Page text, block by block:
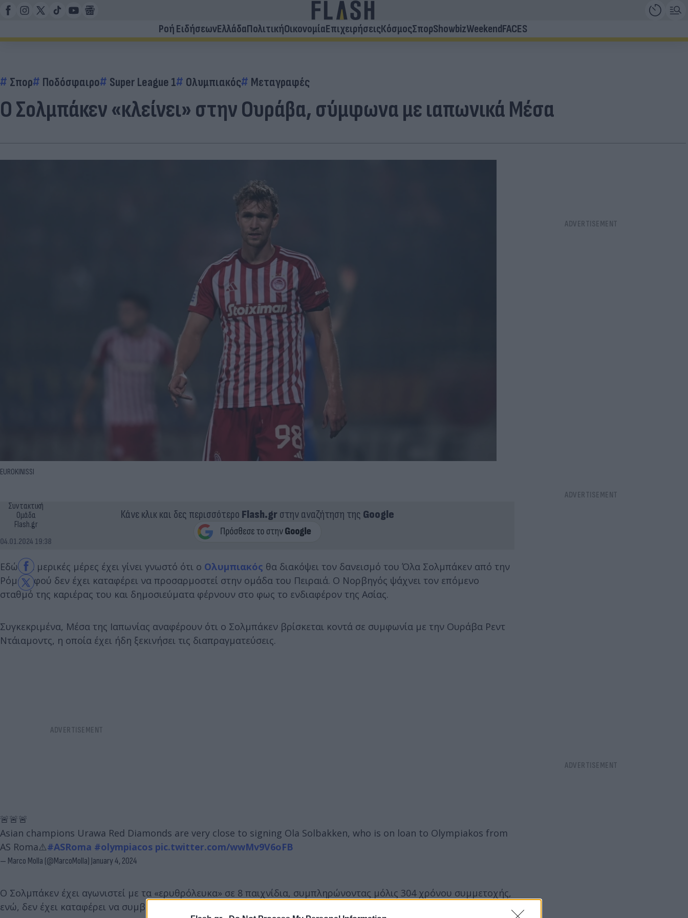
Ροή ΕιδήσεωνΕλλάδαΠολιτικήΟικονομίαΕπιχειρήσειςΚόσμοςΣπορShowbizWeekendFACES
Σπορ Ποδόσφαιρο Super League 1 Ολυμπιακός Μεταγραφές
Ο Σολμπάκεν «κλείνει» στην Ουράβα, σύμφωνα με ιαπωνικά Μέσα
EUROKINISSI
Συντακτική
Ομάδα
Flash.gr
04.01.2024 19:38
Κάνε κλικ και δες περισσότερο Flash.grστην αναζήτηση της Google
Εδώ και μερικές μέρες έχει γίνει γνωστό ότι ο Ολυμπιακός θα διακόψει τον δανεισμό του Όλα Σολμπάκεν από την
Ρόμα, αφού δεν έχει καταφέρει να προσαρμοστεί στην ομάδα του Πειραιά. Ο Νορβηγός ψάχνει τον επόμενο
σταθμό της καριέρας του και δημοσιεύματα φέρνουν στο φως το ενδιαφέρον της Ασίας.
Συγκεκριμένα, Μέσα της Ιαπωνίας αναφέρουν ότι ο Σολμπάκεν βρίσκεται κοντά σε συμφωνία με την Ουράβα Ρεντ
Ντάιαμοντς, η οποία έχει ήδη ξεκινήσει τις διαπραγματεύσεις.
🚨🚨🚨
Asian champions Urawa Red Diamonds are very close to signing Ola Solbakken, who is on loan to Olympiakos from
AS Roma⚠️#ASRoma #olympiacos pic.twitter.com/wwMv9V6oFB
— Marco Molla (@MarcoMolla) January 4, 2024
Ο Σολμπάκεν έχει αγωνιστεί με τα «ερυθρόλευκα» σε 8 παιχνίδια, συμπληρώνοντας μόλις 304 χρόνου συμμετοχής,
ενώ, δεν έχει καταφέρει να συμβάλει σε κάποιο τέρμα της ομάδας.